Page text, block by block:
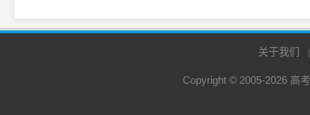
关于我们
Copyright © 2005-2026 高